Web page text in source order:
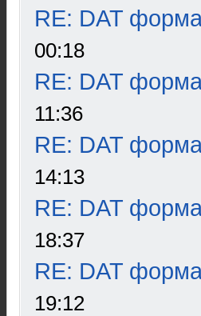
RE: DAT
00:18
RE: DAT
11:36
RE: DAT
14:13
RE: DAT
18:37
RE: DAT
19:12